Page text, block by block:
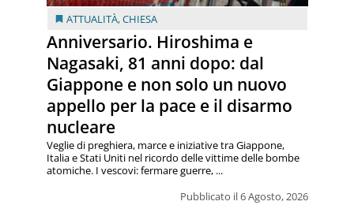
ATTUALITÀ,CHIESA
Anniversario. Hiroshima e
Nagasaki, 81 anni dopo: dal
Giappone e non solo un nuovo
appello per la pace e il disarmo
nucleare
Pubblicato il 6 Agosto, 2026
Veglie di preghiera, marce e iniziative tra Giappone,
Italia e Stati Uniti nel ricordo delle vittime delle bombe
atomiche. I vescovi: fermare guerre, ...